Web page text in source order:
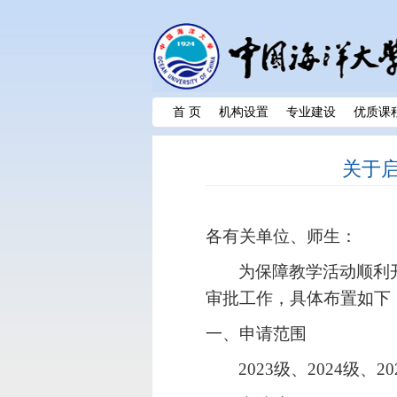
首 页 机构设置 专业建设 优质课
关于
各有关单位、师生：
为保障教学活动顺
审批工作，具体布置如下
一、 申请范围
2023级、 2024级、